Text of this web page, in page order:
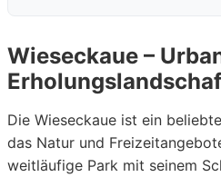
Wieseckaue –
Die Wieseckaue ist ein
das Natur und
weitläufige Park mit seinem